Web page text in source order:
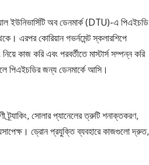
ইউনিভার্সিটি অব ডেনমার্ক (DTU)-এ পিএইচডি
এরপর কোরিয়ান গভর্নমেন্ট স্কলারশিপে
কাজ করি এবং পরবর্তীতে মাস্টার্স সম্পন্ন করি
পিএইচডির জন্য ডেনমার্কে আসি।
ট্র্যাকিং, সোলার প্যানেলের ত্রুটি শনাক্তকরণ,
ড্রোন প্রযুক্তি ব্যবহারে কাজগুলো দ্রুত,